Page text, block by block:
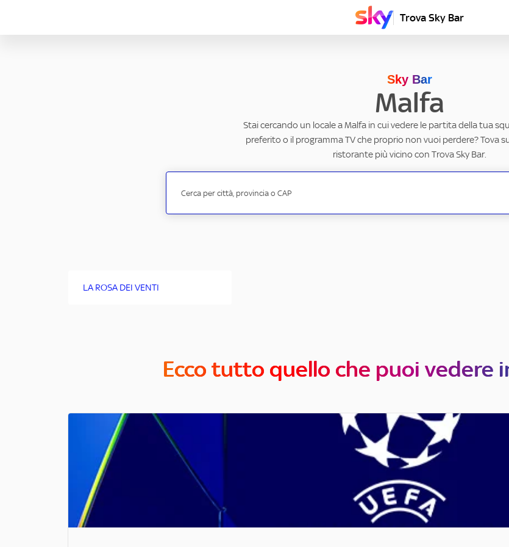
Trova Sky Bar
Sky Bar
Malfa
Stai cercando un locale a Malfa in cui vedere le partita della tua
preferito o il programma TV che proprio non vuoi perdere? Tova
ristorante più vicino con Trova Sky Bar.
LA ROSA DEI VENTI
Ecco tutto quello che puoi vedere